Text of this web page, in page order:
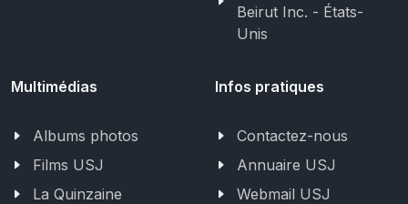
Beirut Inc. - États-
Unis
Multimédias
Albums photos
Films USJ
La Quinzaine
Infos pratiques
Contactez-nous
Annuaire USJ
Webmail USJ